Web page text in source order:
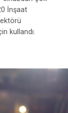
İnşaat
kullandı.